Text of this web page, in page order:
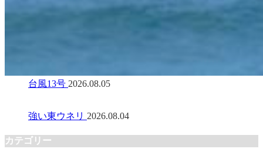
台風13号 2026.08.05
強い東ウネリ 2026.08.04
カテゴリー